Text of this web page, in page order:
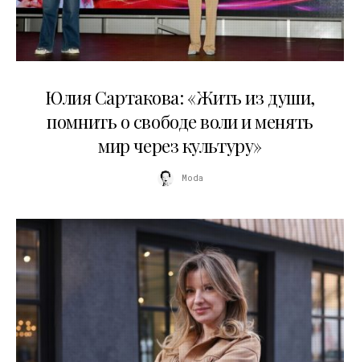
Юлия Сартакова: «Жить из души,
помнить о свободе воли и менять
мир через культуру»
Moda